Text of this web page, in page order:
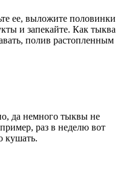
ее, выложите половинки
и запекайте. Как тыква
полив растопленным
да немного тыквы не
раз в неделю вот
кушать.